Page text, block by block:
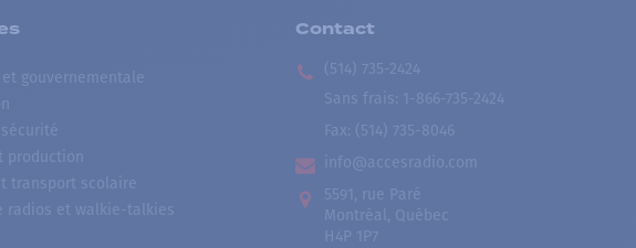
gouvernementale
production
transport scolaire
radios et walkie-talkies
Contact
(514) 735-2424
Sans frais
1-866-735-2424
Fax: (514) 735-8046
info@accesradio.com
5591, rue Paré
Montréal, Québec
H4P 1P7